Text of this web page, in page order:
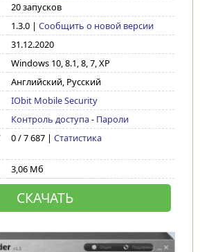
20 запусков
1.3.0| Сообщить о новой версии
31.12.2020
Windows 10, 8.1, 8, 7, XP
Английский, Русский
IObit Mobile Security
Контроль доступа- Пароли
0 / 7 687 | Статистика
3,06 Мб
СКАЧАТЬ